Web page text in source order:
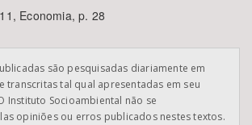
Economia, p. 28
são pesquisadas diariamente em
transcritas tal qual apresentadas em seu
Instituto Socioambiental não se
opiniões ou erros publicados nestes textos.